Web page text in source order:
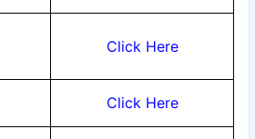
Click Here
Click Here